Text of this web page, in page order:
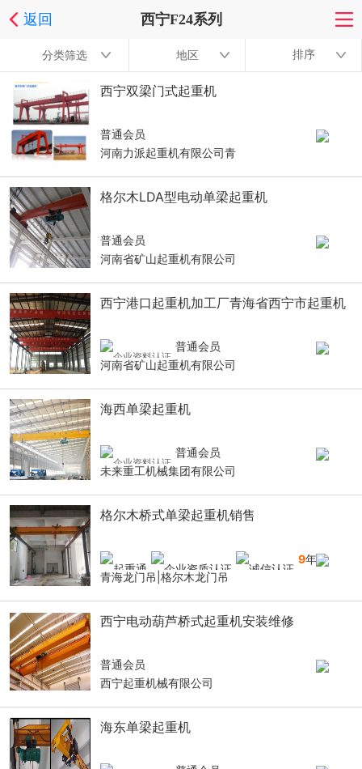
返回 西宁F24系列
分类筛选 地区 排序
西宁双梁门式起重机
普通会员
河南力派起重机有限公司青
格尔木LDA型电动单梁起重机
普通会员
河南省矿山起重机有限公司
西宁港口起重机加工厂青海省西宁市起重机
普通会员
河南省矿山起重机有限公司
海西单梁起重机
普通会员
未来重工机械集团有限公司
格尔木桥式单梁起重机销售
9年
青海龙门吊|格尔木龙门吊
西宁电动葫芦桥式起重机安装维修
普通会员
西宁起重机械有限公司
海东单梁起重机